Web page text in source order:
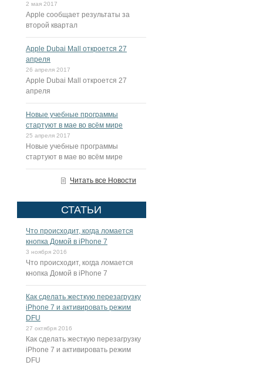
2 мая 2017
Apple сообщает результаты за
второй квартал
Apple Dubai Mall откроется 27
апреля
26 апреля 2017
Apple Dubai Mall откроется 27
апреля
Новые учебные программы
стартуют в мае во всём мире
25 апреля 2017
Новые учебные программы
стартуют в мае во всём мире
Читать все Новости
СТАТЬИ
Что происходит, когда ломается
кнопка Домой в iPhone 7
3 ноября 2016
Что происходит, когда ломается
кнопка Домой в iPhone 7
Как сделать жесткую перезагрузку
iPhone 7 и активировать режим
DFU
27 октября 2016
Как сделать жесткую перезагрузку
iPhone 7 и активировать режим
DFU